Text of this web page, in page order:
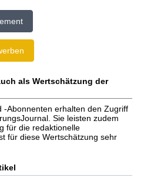
als Wertschätzung der
-Abonnenten erhalten den Zugriff
Sie leisten zudem
für die redaktionelle
für diese Wertschätzung sehr